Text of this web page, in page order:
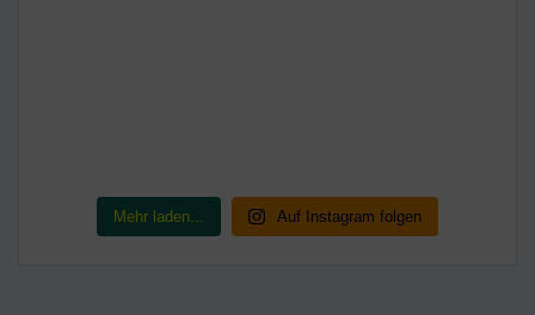
Mehr laden... Auf Instagram folgen